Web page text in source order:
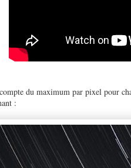
du maximum par pixel pour
: